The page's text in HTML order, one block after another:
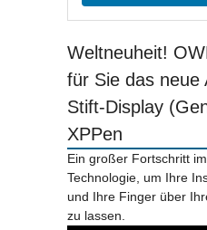
Weltneuheit!
für Sie das neue
Stift-Display
XPPen
Ein großer Fortschritt
Technologie, um Ihre
und Ihre Finger über
zu lassen.